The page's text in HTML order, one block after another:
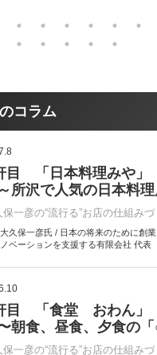
コラム
目 「日本料理みや
沢で人気の日本料理
保一彦の“流行る”お店の仕組みづ
大久保一彦氏 / 日本の将来のために創
ノベーションを支援する有限会社 代表
目 「食堂 おわん」
食、昼食、夕食の「
保一彦の“流行る”お店の仕組みづ